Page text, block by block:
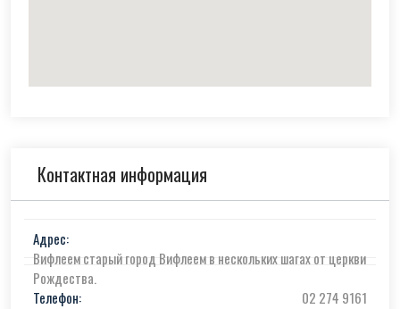
Контактная информация
Адрес:
Вифлеем старый город Вифлеем в нескольких шагах от церкви
Рождества.
Телефон:
02 274 9161